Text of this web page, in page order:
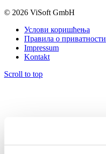
© 2026 ViSoft GmbH
Услови коришћења
Правила о приватности
Impressum
Kontakt
Scroll to top